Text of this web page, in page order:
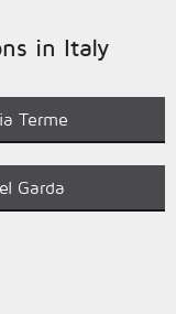
in Italy
Terme
Garda